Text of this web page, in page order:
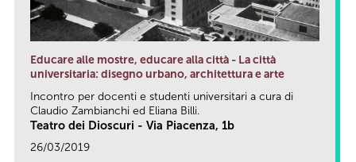
Educare alle mostre, educare alla città - La città
universitaria: disegno urbano, architettura e arte
Incontro per docenti e studenti universitari a cura di
Claudio Zambianchi ed Eliana Billi.
Teatro dei Dioscuri - Via Piacenza, 1b
26/03/2019